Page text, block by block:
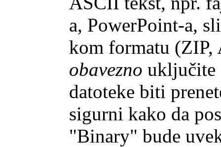
a, PowerPoint-a,
kom formatu
obavezno uključite
datoteke biti
sigurni kako da
"Binary" bude